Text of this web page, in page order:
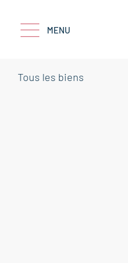
MENU
Tous les biens